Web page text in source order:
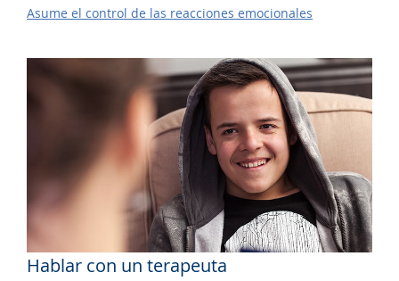
Asume el control de las reacciones emocionales
Hablar con un terapeuta